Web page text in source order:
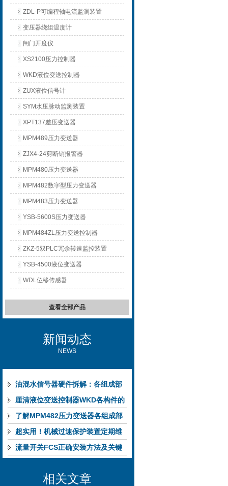
ZDL-P可编程轴电流监测装置
变压器绕组温度计
闸门开度仪
XS2100压力控制器
WKD液位变送控制器
ZUX液位信号计
SYM水压脉动监测装置
XPT137差压变送器
MPM489压力变送器
ZJX4-24剪断销报警器
MPM480压力变送器
MPM482数字型压力变送器
MPM483压力变送器
YSB-5600S压力变送器
MPM484ZL压力变送控制器
ZKZ-5双PLC冗余转速监控装置
YSB-4500液位变送器
WDL位移传感器
查看全部产品
新闻动态
NEWS
油混水信号器硬件拆解：各组成部
件的功能特点与性能指标
厘清液位变送控制器WKD各构件的
功能特性稳定完成液位监测
了解MPM482压力变送器各组成部
件功能特点有助于提升选型合理性
超实用！机械过速保护装置定期维
护保养方法大汇总
流量开关FCS正确安装方法及关键
相关文章